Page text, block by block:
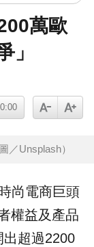
萬歐
」
／Unsplash）
尚電商巨頭
權益及產品
超過2200